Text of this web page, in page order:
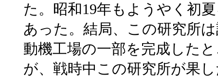
た。昭和19年もようやく初
あった。結局、この研究所
動機工場の一部を完成した
が、戦時中この研究所が果